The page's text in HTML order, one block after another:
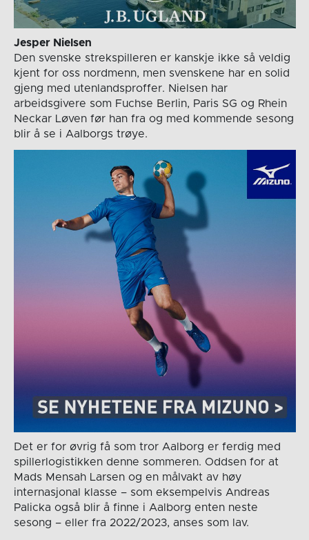
Jesper Nielsen
Den svenske strekspilleren er kanskje ikke så veldig
kjent for oss nordmenn, men svenskene har en solid
gjeng med utenlandsproffer. Nielsen har
arbeidsgivere som Fuchse Berlin, Paris SG og Rhein
Neckar Løven før han fra og med kommende sesong
blir å se i Aalborgs trøye.
Det er for øvrig få som tror Aalborg er ferdig med
spillerlogistikken denne sommeren. Oddsen for at
Mads Mensah Larsen og en målvakt av høy
internasjonal klasse – som eksempelvis Andreas
Palicka også blir å finne i Aalborg enten neste
sesong – eller fra 2022/2023, anses som lav.